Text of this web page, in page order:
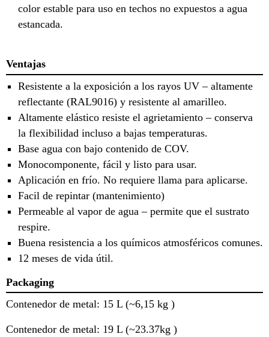
color estable para uso en techos no expuestos a agua
estancada.
Ventajas
Resistente a la exposición a los rayos UV – altamente
reflectante (RAL9016) y resistente al amarilleo.
Altamente elástico resiste el agrietamiento – conserva
la flexibilidad incluso a bajas temperaturas.
Base agua con bajo contenido de COV.
Monocomponente, fácil y listo para usar.
Aplicación en frío. No requiere llama para aplicarse.
Facil de repintar (mantenimiento)
Permeable al vapor de agua – permite que el sustrato
respire.
Buena resistencia a los químicos atmosféricos comunes.
12 meses de vida útil.
Packaging
Contenedor de metal: 15 L (~6,15 kg )
Contenedor de metal: 19 L (~23.37kg )